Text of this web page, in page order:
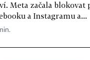
Meta začala blokovat
a Instagramu a...